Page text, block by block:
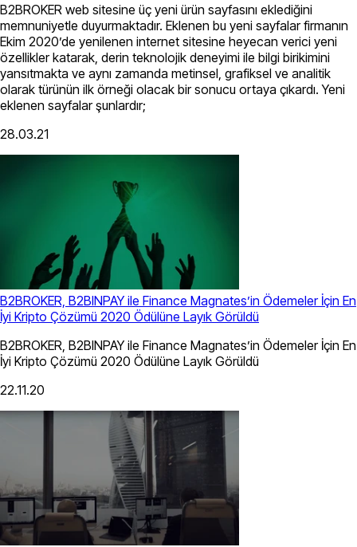
B2BROKER web sitesine üç yeni ürün sayfasını eklediğini
memnuniyetle duyurmaktadır. Eklenen bu yeni sayfalar firmanın
Ekim 2020’de yenilenen internet sitesine heyecan verici yeni
özellikler katarak, derin teknolojik deneyimi ile bilgi birikimini
yansıtmakta ve aynı zamanda metinsel, grafiksel ve analitik
olarak türünün ilk örneği olacak bir sonucu ortaya çıkardı. Yeni
eklenen sayfalar şunlardır;
28.03.21
B2BROKER, B2BINPAY ile Finance Magnates’in Ödemeler İçin En
İyi Kripto Çözümü 2020 Ödülüne Layık Görüldü
B2BROKER, B2BINPAY ile Finance Magnates’in Ödemeler İçin En
İyi Kripto Çözümü 2020 Ödülüne Layık Görüldü
22.11.20